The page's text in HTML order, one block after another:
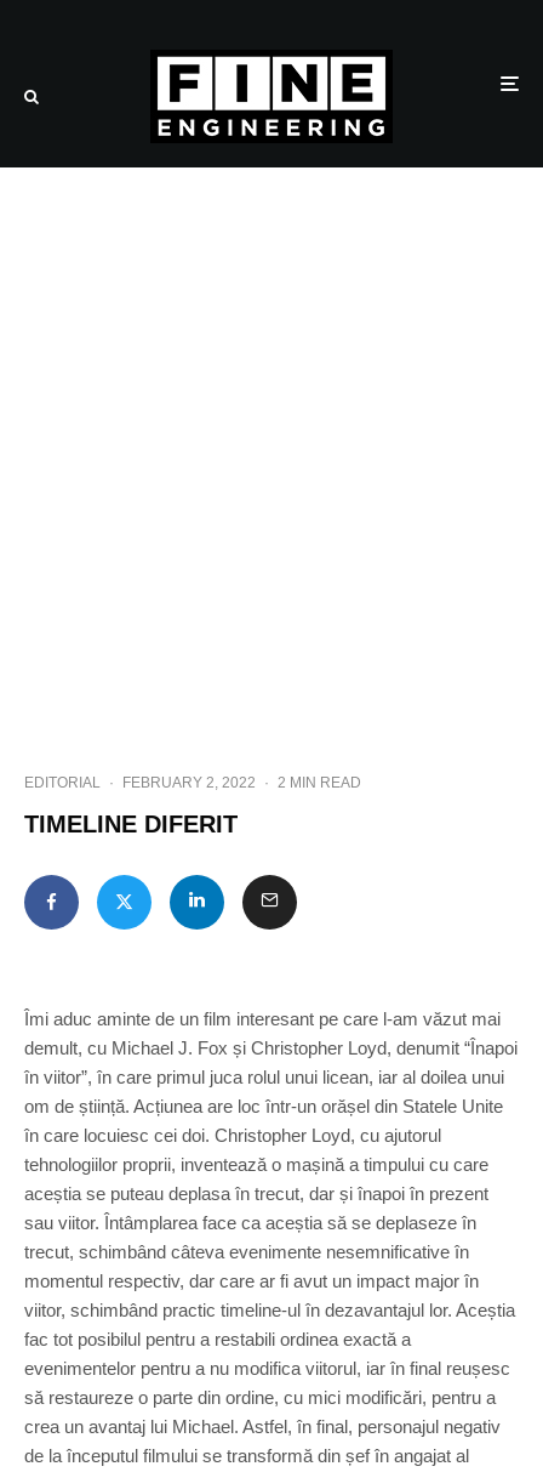
EDITORIAL · FEBRUARY 2, 2022 · 2 MIN READ
TIMELINE DIFERIT
Îmi aduc aminte de un film interesant pe care l-am văzut mai
demult, cu Michael J. Fox și Christopher Loyd, denumit “Înapoi
în viitor”, în care primul juca rolul unui licean, iar al doilea unui
om de știință. Acțiunea are loc într-un orășel din Statele Unite
în care locuiesc cei doi. Christopher Loyd, cu ajutorul
tehnologiilor proprii, inventează o mașină a timpului cu care
aceștia se puteau deplasa în trecut, dar și înapoi în prezent
sau viitor. Întâmplarea face ca aceștia să se deplaseze în
trecut, schimbând câteva evenimente nesemnificative în
momentul respectiv, dar care ar fi avut un impact major în
viitor, schimbând practic timeline-ul în dezavantajul lor. Aceștia
fac tot posibilul pentru a restabili ordinea exactă a
evenimentelor pentru a nu modifica viitorul, iar în final reușesc
să restaureze o parte din ordine, cu mici modificări, pentru a
crea un avantaj lui Michael. Astfel, în final, personajul negativ
de la începutul filmului se transformă din șef în angajat al